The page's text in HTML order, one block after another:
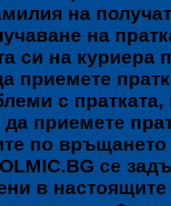
на
на
си на куриера
приемете
с
да приемете
по връщането
се
в